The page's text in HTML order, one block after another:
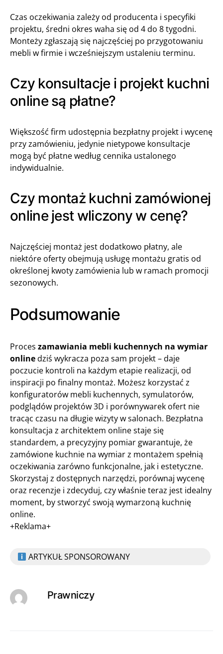
Czas oczekiwania zależy od producenta i specyfiki
projektu, średni okres waha się od 4 do 8 tygodni.
Monteży zgłaszają się najczęściej po przygotowaniu
mebli w firmie i wcześniejszym ustaleniu terminu.
Czy konsultacje i projekt kuchni
online są płatne?
Większość firm udostępnia bezpłatny projekt i wycenę
przy zamówieniu, jedynie nietypowe konsultacje
mogą być płatne według cennika ustalonego
indywidualnie.
Czy montaż kuchni zamówionej
online jest wliczony w cenę?
Najczęściej montaż jest dodatkowo płatny, ale
niektóre oferty obejmują usługę montażu gratis od
określonej kwoty zamówienia lub w ramach promocji
sezonowych.
Podsumowanie
Proces zamawiania mebli kuchennych na wymiar
onlinedziś wykracza poza sam projekt – daje
poczucie kontroli na każdym etapie realizacji, od
inspiracji po finalny montaż. Możesz korzystać z
konfiguratorów mebli kuchennych, symulatorów,
podglądów projektów 3D i porównywarek ofert nie
tracąc czasu na długie wizyty w salonach. Bezpłatna
konsultacja z architektem online staje się
standardem, a precyzyjny pomiar gwarantuje, że
zamówione kuchnie na wymiar z montażem spełnią
oczekiwania zarówno funkcjonalne, jak i estetyczne.
Skorzystaj z dostępnych narzędzi, porównaj wycenę
oraz recenzje i zdecyduj, czy właśnie teraz jest idealny
moment, by stworzyć swoją wymarzoną kuchnię
online.
+Reklama+
ARTYKUŁ SPONSOROWANY
Prawniczy